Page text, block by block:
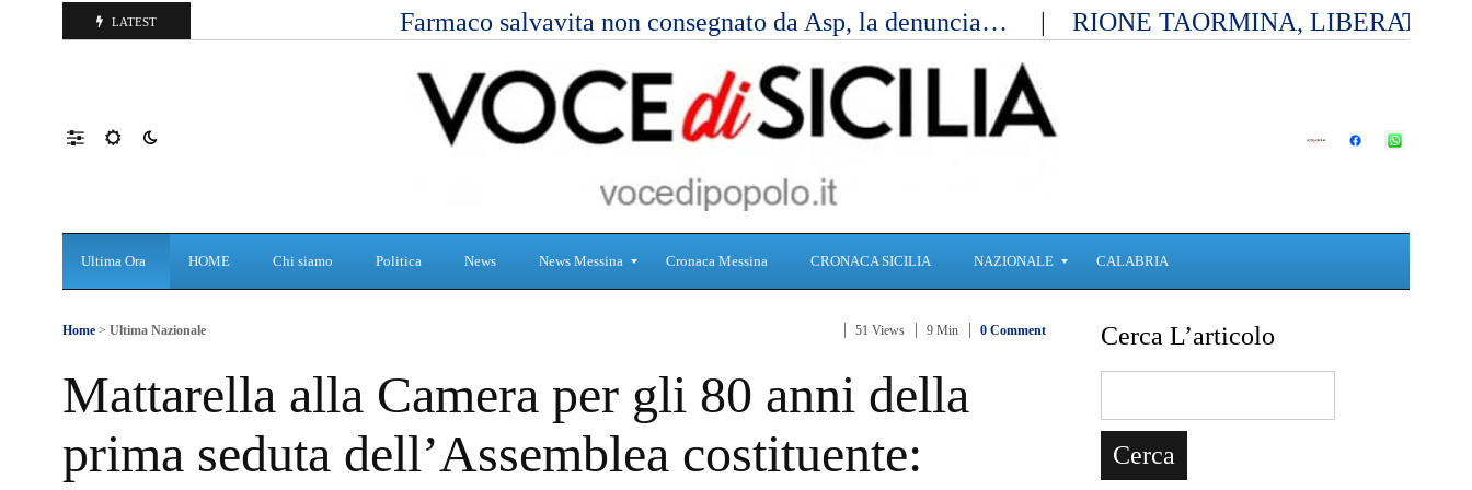
LATEST Farmaco salvavita non consegnato da Asp, la denuncia… RIONE TAORMINA, LIBERATI
Ultima Ora HOME Chi siamo Politica News News Messina
n
i
à
Cronaca Messina CRONACA SICILIA NAZIONALE
n
CALABRIA
Home > Ultima Nazionale 51 Views 9 Min 0 Comment
Mattarella alla Camera per gli 80 anni della
prima seduta dell’Assemblea costituente:
Cerca L’articolo